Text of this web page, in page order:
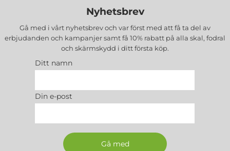
Nyhetsbrev
Gå med i vårt nyhetsbrev och var först med att få ta del av
erbjudanden och kampanjer samt få 10% rabatt på alla skal, fodral
och skärmskydd i ditt första köp.
Ditt namn
Din e-post